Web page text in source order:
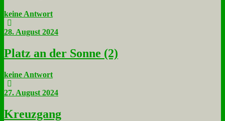
keine Antwort
28. August 2024
Platz an der Son­ne (2)
keine Antwort
27. August 2024
Kreuz­gang